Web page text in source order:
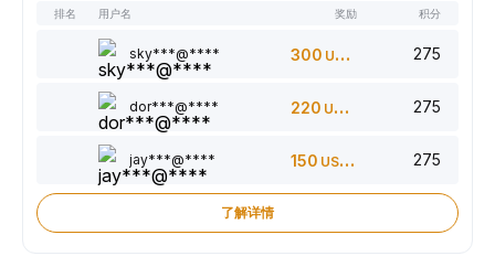
排名 用户名 奖励 积分
sky***@**** 300 USDT 275
dor***@**** 220 USDT 275
jay***@**** 150 USDT 275
了解详情